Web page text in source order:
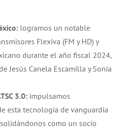
logramos un notable
Flexiva (FM y HD) y
durante el año fiscal 2024,
Jesús Canela Escamilla y Sonia
3.0: impulsamos
esta tecnología de vanguardia
como un socio